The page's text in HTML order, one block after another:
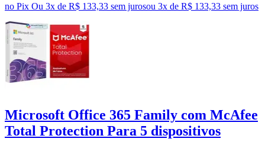
no Pix Ou 3x de R$ 133,33 sem jurosou 3x de R$ 133,33 sem juros
Microsoft Office 365 Family com McAfee
Total Protection Para 5 dispositivos